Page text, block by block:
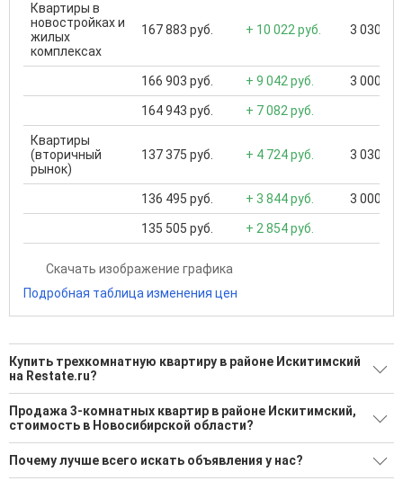
Квартиры в
новостройках и
жилых
комплексах
167 883 руб. + 10 022 руб. 3 030
166 903 руб. + 9 042 руб. 3 000
164 943 руб. + 7 082 руб.
Квартиры
(вторичный
рынок)
137 375 руб. + 4 724 руб. 3 030
136 495 руб. + 3 844 руб. 3 000
135 505 руб. + 2 854 руб.
Скачать изображение графика
Подробная таблица изменения цен
Купить трехкомнатную квартиру в районе Искитимский
на Restate.ru?
Поможем Купить трехкомнатную квартиру в районе
Искитимский?
46 актуальных и проверенных объявлений
Воспользуйтесь нашим поиском по новостройкам, для
Продажа 3-комнатных квартир в районе Искитимский,
стоимость в Новосибирской области?
Минимальная цена: 1 300 000 Р. Максимальная цена: 24 000
000 Р; Средняя: 6 888 760 Р
Почему лучше всего искать объявления у нас?